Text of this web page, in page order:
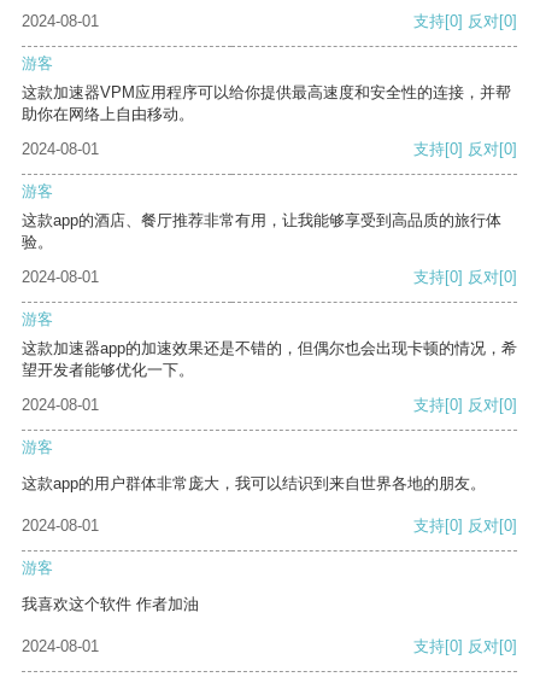
2024-08-01 支持[0] 反对[0]
游客
这款加速器VPM应用程序可以给你提供最高速度和安全性的连接，并帮
助你在网络上自由移动。
2024-08-01
支持[0] 反对[0]
游客
这款app的酒店、餐厅推荐非常有用，让我能够享受到高品质的旅行体
验。
2024-08-01
支持[0] 反对[0]
游客
这款加速器app的加速效果还是不错的，但偶尔也会出现卡顿的情况，希
望开发者能够优化一下。
2024-08-01
支持[0] 反对[0]
游客
这款app的用户群体非常庞大，我可以结识到来自世界各地的朋友。
2024-08-01 支持[0] 反对[0]
游客
我喜欢这个软件 作者加油
2024-08-01 支持[0] 反对[0]